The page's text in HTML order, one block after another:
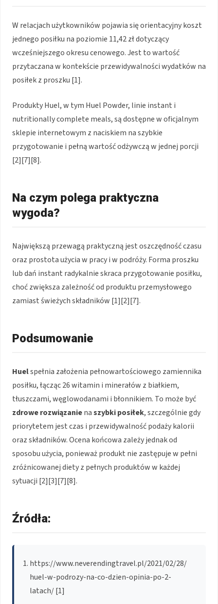
W relacjach użytkowników pojawia się orientacyjny koszt
jednego posiłku na poziomie 11,42 zł dotyczący
wcześniejszego okresu cenowego. Jest to wartość
przytaczana w kontekście przewidywalności wydatków na
posiłek z proszku [1].
Produkty Huel, w tym Huel Powder, linie instant i
nutritionally complete meals, są dostępne w oficjalnym
sklepie internetowym z naciskiem na szybkie
przygotowanie i pełną wartość odżywczą w jednej porcji
[2][7][8].
Na czym polega praktyczna
wygoda?
Największą przewagą praktyczną jest oszczędność czasu
oraz prostota użycia w pracy i w podróży. Forma proszku
lub dań instant radykalnie skraca przygotowanie posiłku,
choć zwiększa zależność od produktu przemysłowego
zamiast świeżych składników [1][2][7].
Podsumowanie
Huelspełnia założenia pełnowartościowego zamiennika
posiłku, łącząc 26 witamin i minerałów z białkiem,
tłuszczami, węglowodanami i błonnikiem. To może być
zdrowe rozwiązanienaszybki posiłek, szczególnie gdy
priorytetem jest czas i przewidywalność podaży kalorii
oraz składników. Ocena końcowa zależy jednak od
sposobu użycia, ponieważ produkt nie zastępuje w pełni
zróżnicowanej diety z pełnych produktów w każdej
sytuacji [2][3][7][8].
Źródła:
https://www.neverendingtravel.pl/2021/02/28/
huel-w-podrozy-na-co-dzien-opinia-po-2-
latach/ [1]